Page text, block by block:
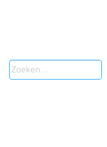
Zoeken
naar: